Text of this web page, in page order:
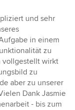
und sehr
in einem
zu
vollgestellt wirkt
zu
aber zu unserer
Dank Jasmie
- bis zum